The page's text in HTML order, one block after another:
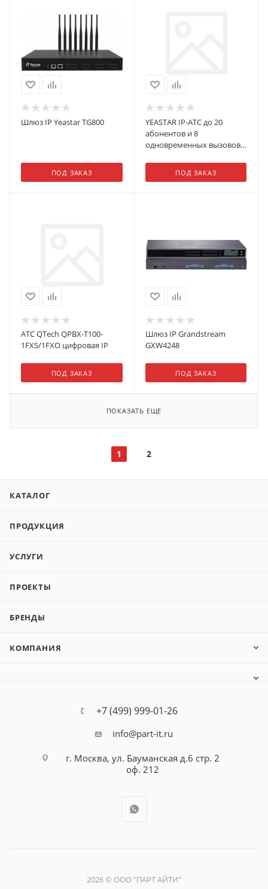
Шлюз IP Yeastar TG800
ПОД ЗАКАЗ
YEASTAR IP-АТС до 20
абонентов и 8
одновременных вызовов,
аналоговые линии/
телефоны, BRI, GSM, UMTS-
ПОД ЗАКАЗ
АТС QTech QPBX-T100-
1FXS/1FXO цифровая IP
ПОД ЗАКАЗ
Шлюз IP Grandstream
GXW4248
ПОД ЗАКАЗ
ПОКАЗАТЬ ЕЩЕ
1 2
КАТАЛОГ
ПРОДУКЦИЯ
УСЛУГИ
ПРОЕКТЫ
БРЕНДЫ
КОМПАНИЯ
+7 (499) 999-01-26
info@part-it.ru
г. Москва, ул. Бауманская д.6 стр. 2
оф. 212
2026 © ООО "ПАРТ АЙТИ"